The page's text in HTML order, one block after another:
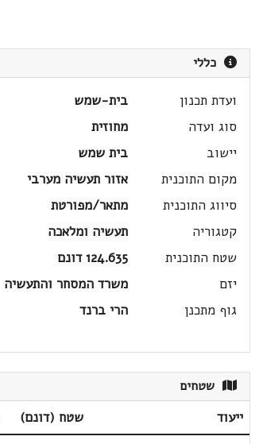
כללי
ועדת תכנון
בית-שמש
סוג ועדה
מחוזית
יישוב
בית שמש
מקום התוכנית
אזור תעשיה מערבי
סיווג התוכנית
מתאר/מפורטת
קטגוריה
תעשיה ומלאכה
שטח התוכנית
124.635 דונם
יזם
משרד המסחר והתעשיה
גוף מתכנן
הרי ברנד
שטחים
ייעוד שטח (דונם)